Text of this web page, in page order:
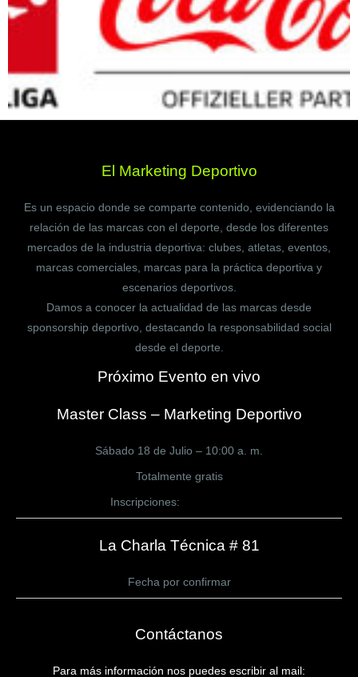
El Marketing Deportivo
Es un espacio donde se comparte contenido, evidenciando la
relación de las marcas con el deporte, desde los diferentes
mercados de la industria deportiva: clubes, atletas, eventos,
marcas comerciales, marcas para la práctica deportiva y
escenarios deportivos.
Damos a conocer la actualidad de las marcas desde
sponsorship deportivo, destacando la responsabilidad social
desde el deporte.
Próximo Evento en vivo
Master Class – Marketing Deportivo
Sábado 18 de Julio – 10:00 a. m.
Totalmente gratis
Inscripciones:
La Charla Técnica # 81
Fecha por confirmar
Contáctanos
Para más información nos puedes escribir al mail: